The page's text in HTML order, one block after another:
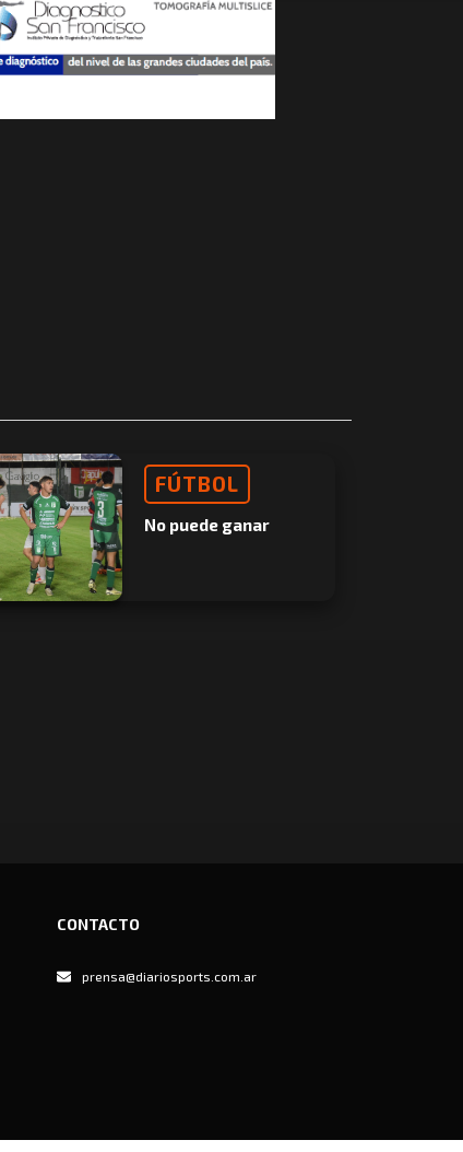
FÚTBOL
No puede ganar
CONTACTO
prensa@diariosports.com.ar